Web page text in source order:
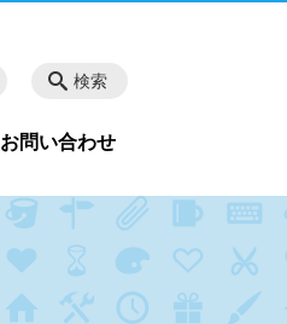
お問い合わせ
検索